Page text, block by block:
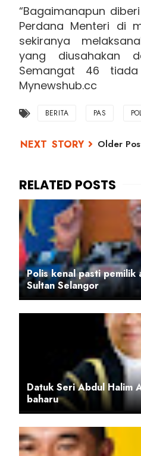
“Bagaimanapun
Perdana Menteri di
sekiranya
yang diusahakan
Semangat 46
Mynewshub.cc
BERITA PAS
Older
Polis kenal pasti pemilik
Sultan Selangor
Datuk Seri Abdul Halim
baharu